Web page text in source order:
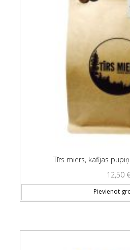
Tīrs miers, kafijas
12,50 €
Pievienot